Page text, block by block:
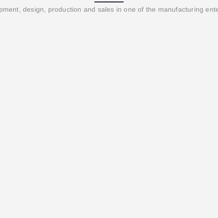
design, production and sales in one of the manufacturing